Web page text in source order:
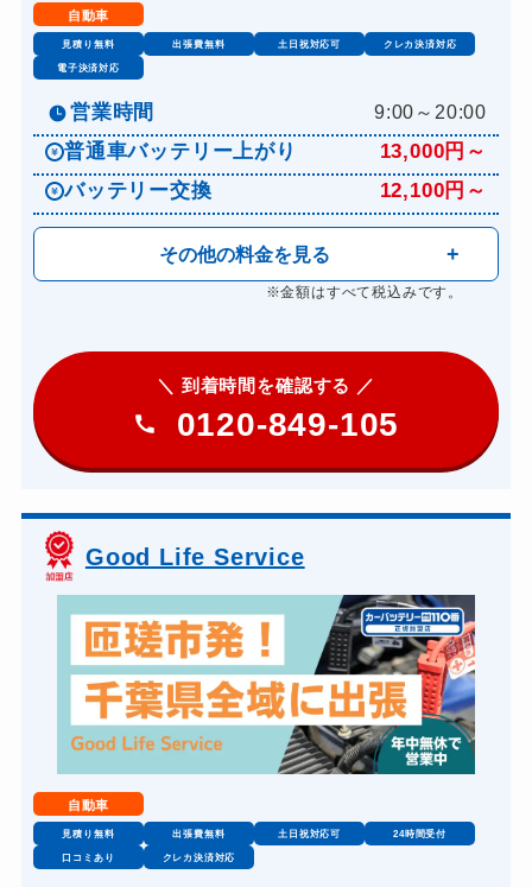
自動車
見積り無料 出張費無料 土日祝対応可 クレカ決済対応
電子決済対応
営業時間 9:00～20:00
普通車バッテリー上がり
13,000円～
バッテリー交換
12,100円～
その他の料金を見る
※金額はすべて税込みです。
＼ 到着時間を確認する ／
0120-849-105
Good Life Service
自動車
見積り無料 出張費無料 土日祝対応可 24時間受付
口コミあり クレカ決済対応